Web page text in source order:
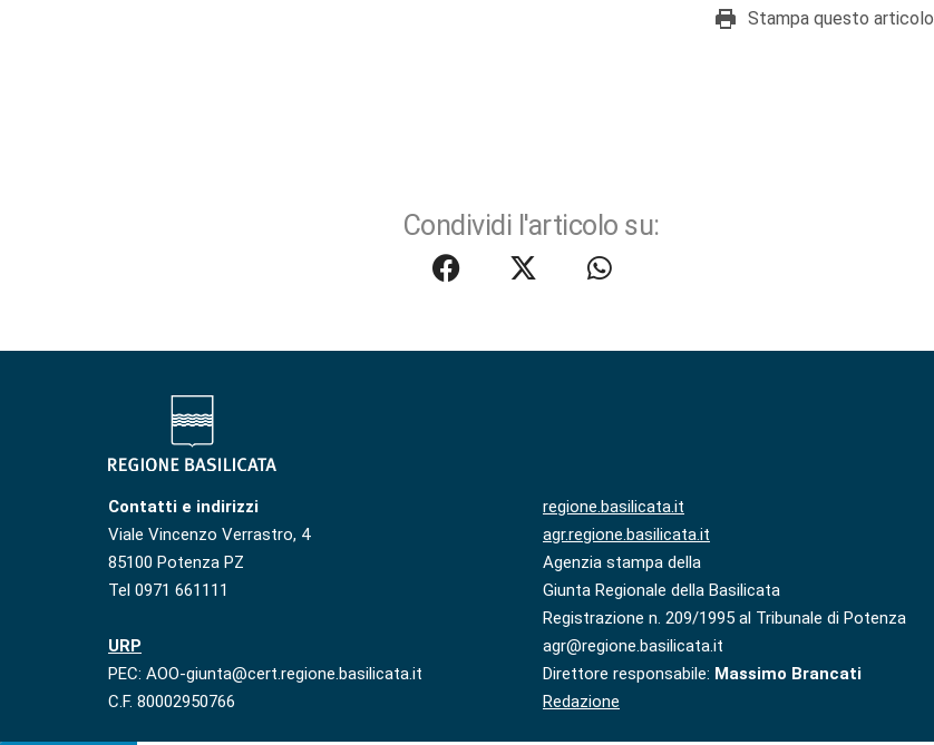
Stampa questo articolo
Condividi l'articolo su:
Contatti e indirizzi
Viale Vincenzo Verrastro, 4
85100 Potenza PZ
Tel 0971 661111
URP
PEC: AOO-giunta@cert.regione.basilicata.it
C.F. 80002950766
regione.basilicata.it
agr.regione.basilicata.it
Agenzia stampa della
Giunta Regionale della Basilicata
Registrazione n. 209/1995 al Tribunale di Potenza
agr@regione.basilicata.it
Direttore responsabile: Massimo Brancati
Redazione